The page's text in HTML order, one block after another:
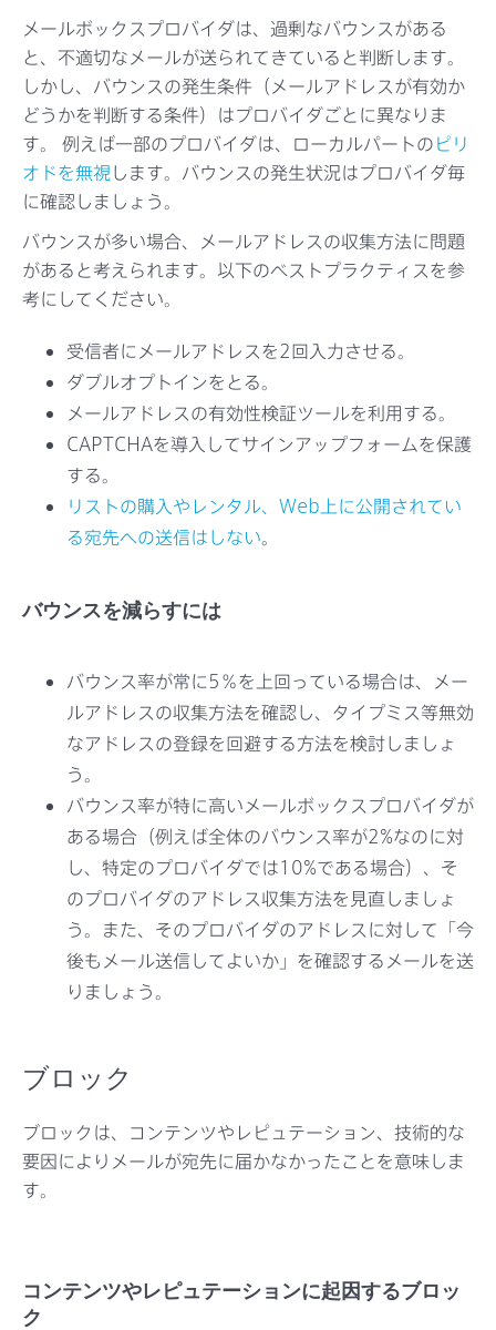
メールボックスプロバイダは、過剰なバウンスがある
と、不適切なメールが送られてきていると判断します。
しかし、バウンスの発生条件（メールアドレスが有効か
どうかを判断する条件）はプロバイダごとに異なりま
す。 例えば一部のプロバイダは、ローカルパートのピリ
オドを無視します。バウンスの発生状況はプロバイダ毎
に確認しましょう。
バウンスが多い場合、メールアドレスの収集方法に問題
があると考えられます。以下のベストプラクティスを参
考にしてください。
受信者にメールアドレスを2回入力させる。
ダブルオプトインをとる。
メールアドレスの有効性検証ツールを利用する。
CAPTCHAを導入してサインアップフォームを保護
する。
リストの購入やレンタル、Web上に公開されてい
る宛先への送信はしない。
バウンスを減らすには
バウンス率が常に5％を上回っている場合は、メー
ルアドレスの収集方法を確認し、タイプミス等無効
なアドレスの登録を回避する方法を検討しましょ
う。
バウンス率が特に高いメールボックスプロバイダが
ある場合（例えば全体のバウンス率が2%なのに対
し、特定のプロバイダでは10%である場合）、そ
のプロバイダのアドレス収集方法を見直しましょ
う。また、そのプロバイダのアドレスに対して「今
後もメール送信してよいか」を確認するメールを送
りましょう。
ブロック
ブロックは、コンテンツやレピュテーション、技術的な
要因によりメールが宛先に届かなかったことを意味しま
す。
コンテンツやレピュテーションに起因するブロッ
ク